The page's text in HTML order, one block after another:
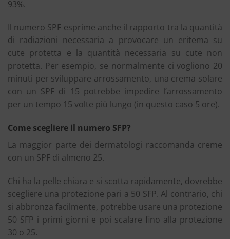
93%.
Il numero SPF esprime anche il rapporto tra la quantità
di radiazioni necessaria a provocare un eritema su
cute protetta e la quantità necessaria su cute non
protetta. Per esempio, se normalmente ci vogliono 20
minuti per sviluppare arrossamento, una crema solare
con un SPF di 15 potrebbe impedire l’arrossamento
per un tempo 15 volte più lungo (in questo caso 5 ore).
Come scegliere il numero SFP?
La maggior parte dei dermatologi raccomanda creme
con un SPF di almeno 25.
Chi ha la pelle chiara e si scotta rapidamente, dovrebbe
scegliere una protezione pari a 50 SFP. Al contrario, chi
si abbronza facilmente, potrebbe usare una protezione
50 SFP i primi giorni e poi scalare fino alla protezione
30 o 25.